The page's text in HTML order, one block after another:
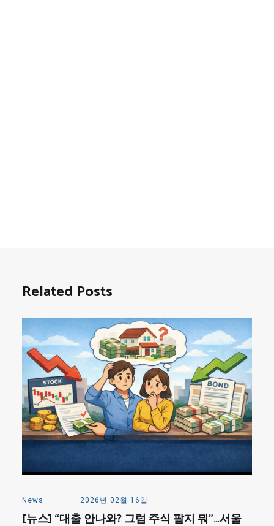
Related Posts
News 2026년 02월 16일
[뉴스] “대출 안나와? 그럼 주식 팔지 뭐”…서울